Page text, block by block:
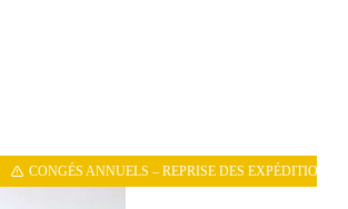
CONGÉS ANNUELS – REPRISE DES EXPÉDITIONS LE 11/